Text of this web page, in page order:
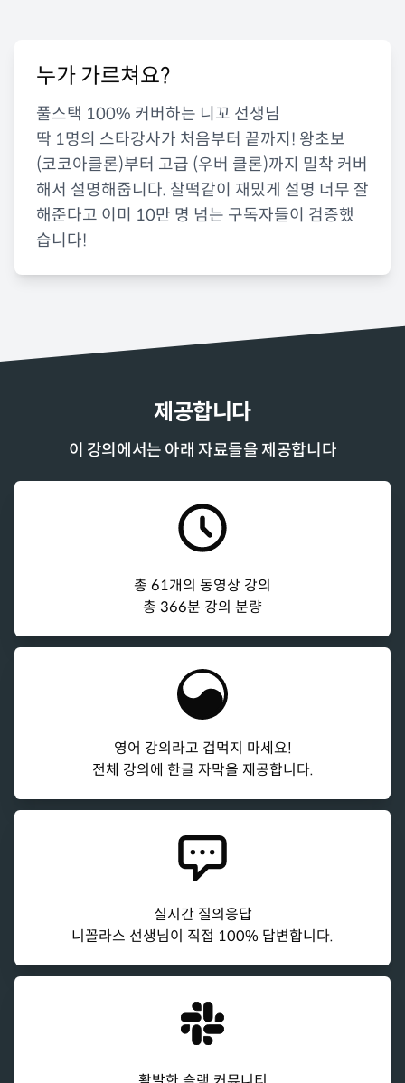
누가 가르쳐요?
풀스택 100% 커버하는 니꼬 선생님
딱 1명의 스타강사가 처음부터 끝까지! 왕초보
(코코아클론)부터 고급 (우버 클론)까지 밀착 커버
해서 설명해줍니다. 찰떡같이 재밌게 설명 너무 잘
해준다고 이미 10만 명 넘는 구독자들이 검증했
습니다!
제공합니다
이 강의에서는 아래 자료들을 제공합니다
총 61개의 동영상 강의
총 366분 강의 분량
영어 강의라고 겁먹지 마세요!
전체 강의에 한글 자막을 제공합니다.
실시간 질의응답
니꼴라스 선생님이 직접 100% 답변합니다.